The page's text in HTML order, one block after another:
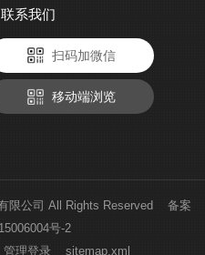
联系我们
扫码加微信
移动端浏览
限公司 All Rights Reserved 备案
号-2
管理登录 sitemap.xml